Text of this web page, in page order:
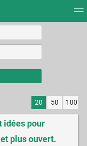
20 50 100
idées pour
plus ouvert.